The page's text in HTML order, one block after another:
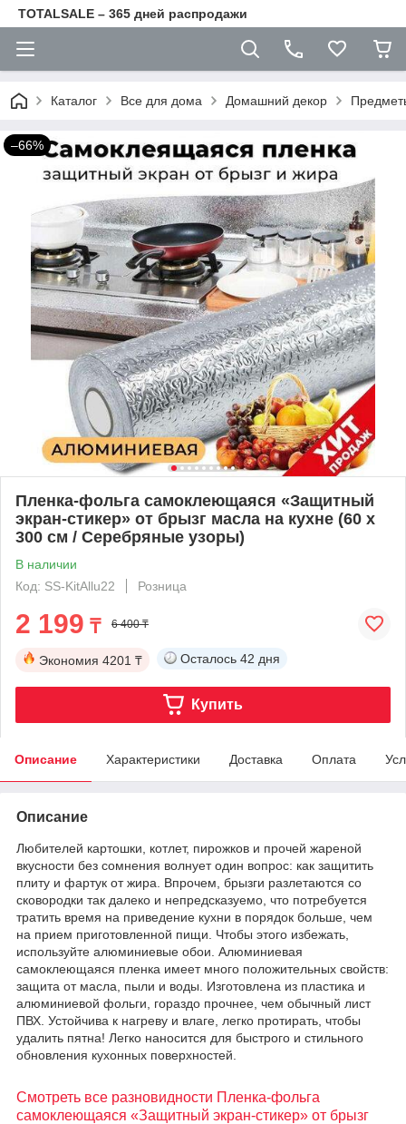
TOTALSALE – 365 дней распродажи
Каталог Все для дома Домашний декор
–66%
Пленка-фольга самоклеющаяся «Защитный
экран-стикер» от брызг масла на кухне (60 x
300 см / Серебряные узоры)
В наличии
Код: SS-KitAllu22
Розница
2 199 ₸ 6 400 ₸
Экономия 4201 ₸ Осталось 42 дня
Купить
Описание Характеристики Доставка Оплата
Описание
Любителей картошки, котлет, пирожков и прочей жареной
вкусности без сомнения волнует один вопрос: как защитить
плиту и фартук от жира. Впрочем, брызги разлетаются со
сковородки так далеко и непредсказуемо, что потребуется
тратить время на приведение кухни в порядок больше, чем
на прием приготовленной пищи. Чтобы этого избежать,
используйте алюминиевые обои. Алюминиевая
самоклеющаяся пленка имеет много положительных свойств:
защита от масла, пыли и воды. Изготовлена из пластика и
алюминиевой фольги, гораздо прочнее, чем обычный лист
ПВХ. Устойчива к нагреву и влаге, легко протирать, чтобы
удалить пятна! Легко наносится для быстрого и стильного
обновления кухонных поверхностей.
Смотреть все разновидности Пленка-фольга
самоклеющаяся «Защитный экран-стикер» от брызг